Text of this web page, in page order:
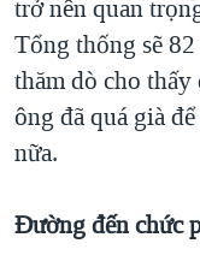
trở nên quan
Tổng thống sẽ
thăm dò cho
ông đã quá già
nữa.
Đường đến chức